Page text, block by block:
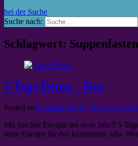
bei der Suche
Suche nach:
Schlagwort: Suppenfasten
5 Tage Detox – Kur
Posted on8. Januar 20249. Januar 2024
Mit frischer Energie ins neue Jahr!! 5
neue Energie für das kommende Jahr.